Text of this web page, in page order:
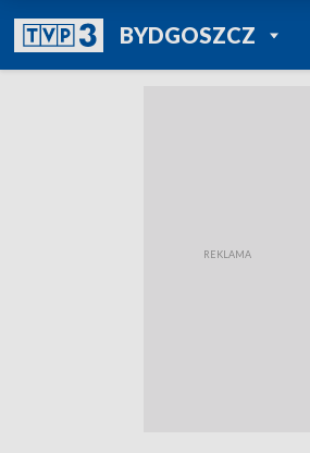
BYDGOSZCZPOWRÓT DO
TVP REGIONY